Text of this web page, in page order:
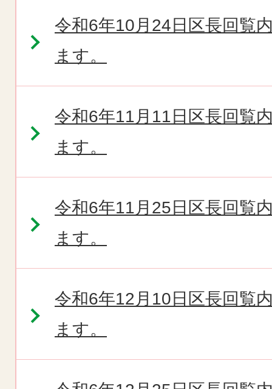
令和6年10月24日区長回覧
ます。
令和6年11月11日区長回覧
ます。
令和6年11月25日区長回覧
ます。
令和6年12月10日区長回覧
ます。